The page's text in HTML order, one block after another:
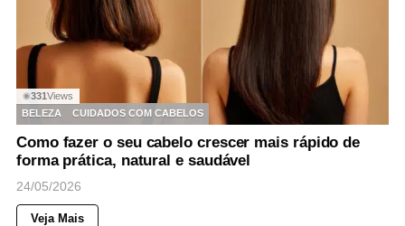
◉331Views
BELEZA
CUIDADOS COM CABELOS
Como fazer o seu cabelo crescer mais rápido de
forma prática, natural e saudável
24/05/2026
Veja Mais